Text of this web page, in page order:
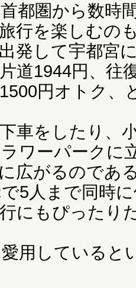
都圏から数時
行を楽しむの
発して宇都宮
道1944円、往
円オトク、
車をしたり、
ワーパークに
広がるのであ
5人まで同時
にもぴったり
用していると